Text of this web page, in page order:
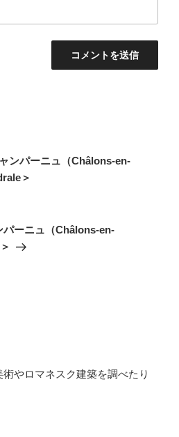
ンパーニュ（Châlons-en-
＞
パーニュ（Châlons-en-
やロマネスク建築を調べたり